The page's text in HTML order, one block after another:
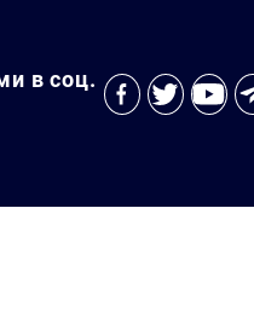
в соц.